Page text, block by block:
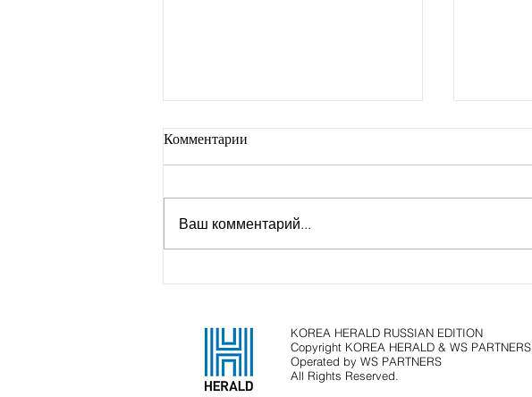
обходиться до 3,6 млн. долл.
США
Комментарии
Ваш комментарий...
KOREA HERALD RUSSIAN EDITION
Copyright KOREA HERALD & WS PARTNERS
Operated by WS PARTNERS
All Rights Reserved.